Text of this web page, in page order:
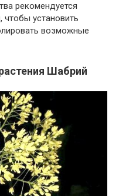
рекомендуется
чтобы установить
возможные
Шабрий